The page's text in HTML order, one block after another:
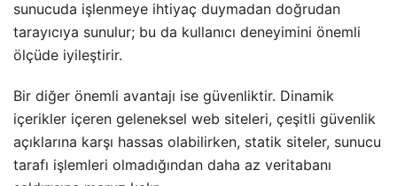
sunucuda işlenmeye ihtiyaç duymadan doğrudan
tarayıcıya sunulur; bu da kullanıcı deneyimini önemli
ölçüde iyileştirir.
Bir diğer önemli avantajı ise güvenliktir. Dinamik
içerikler içeren geleneksel web siteleri, çeşitli güvenlik
açıklarına karşı hassas olabilirken, statik siteler, sunucu
tarafı işlemleri olmadığından daha az veritabanı